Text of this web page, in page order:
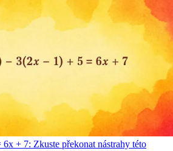
+ 7: Zkuste překonat nástrahy této